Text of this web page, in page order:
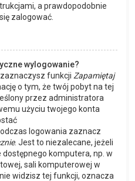
a prawdopodobnie
zalogować.
wylogowanie?
funkcji Zapamiętaj
o tym, że twój pobyt na tej
przez administratora
użyciu twojego konta
logowania zaznacz
. Jest to niezalecane, jeżeli
komputera, np. w
sali komputerowej w
widzisz tej funkcji, oznacza